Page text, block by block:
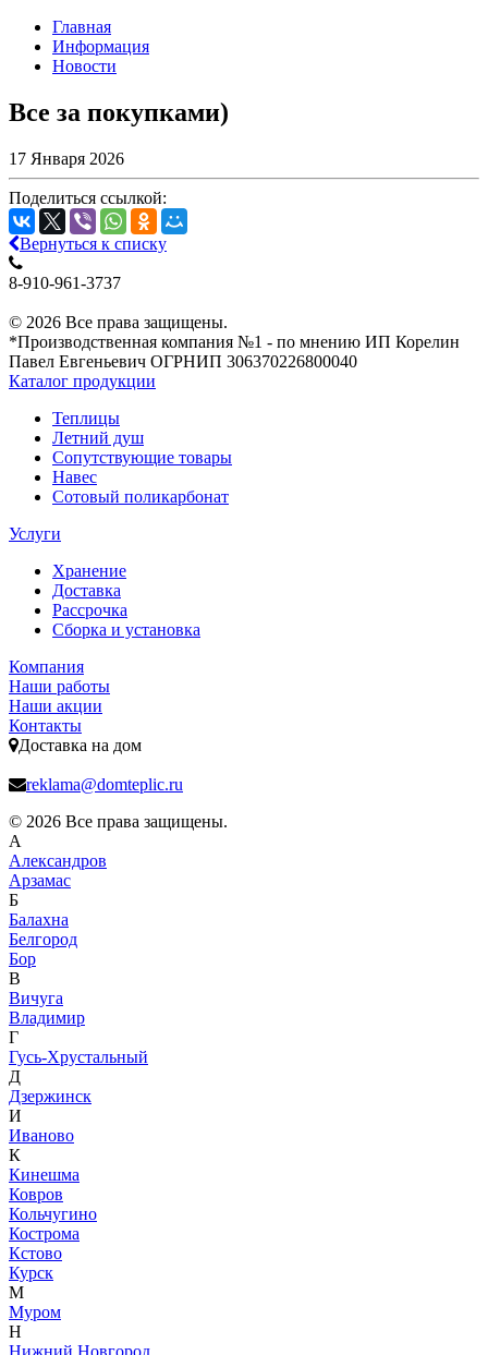
Главная
Информация
Новости
Все за покупками)
17 Января 2026
Поделиться ссылкой:
Вернуться к списку
8-910-961-3737
© 2026 Все права защищены.
*Производственная компания №1 - по мнению ИП Корелин
Павел Евгеньевич ОГРНИП 306370226800040
Каталог продукции
Теплицы
Летний душ
Сопутствующие товары
Навес
Сотовый поликарбонат
Услуги
Хранение
Доставка
Рассрочка
Сборка и установка
Компания
Наши работы
Наши акции
Контакты
Доставка на дом
reklama@domteplic.ru
© 2026 Все права защищены.
А
Александров
Арзамас
Б
Балахна
Белгород
Бор
В
Вичуга
Владимир
Г
Гусь-Хрустальный
Д
Дзержинск
И
Иваново
К
Кинешма
Ковров
Кольчугино
Кострома
Кстово
Курск
М
Муром
Н
Нижний Новгород